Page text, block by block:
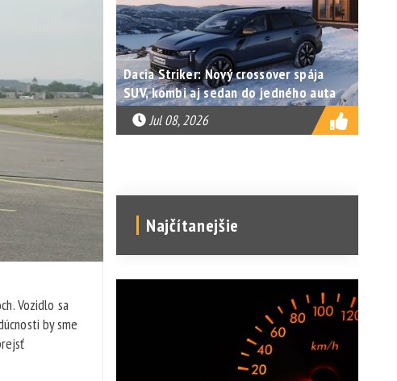
Vozidlo sa
by sme
Dacia Striker: Nový crossover spája
SUV, kombi aj sedan do jedného auta
Jul 08, 2026
Najčítanejšie